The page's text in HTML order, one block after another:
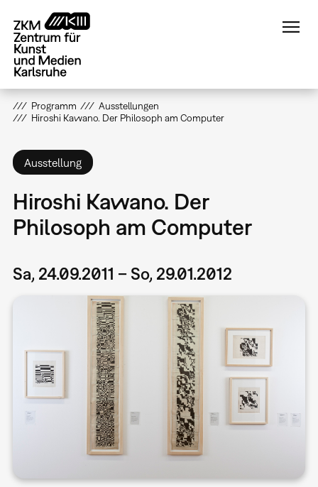
zum
Inhalt
Programm
Ausstellungen
Hiroshi Kawano. Der Philosoph am Computer
Ausstellung
Hiroshi Kawano. Der
Philosoph am Computer
Sa, 24.09.2011 – So, 29.01.2012